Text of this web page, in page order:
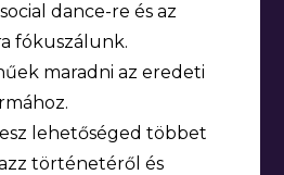
dance-re és az
fókuszálunk.
maradni az eredeti
lehetőséged többet
történetéről és